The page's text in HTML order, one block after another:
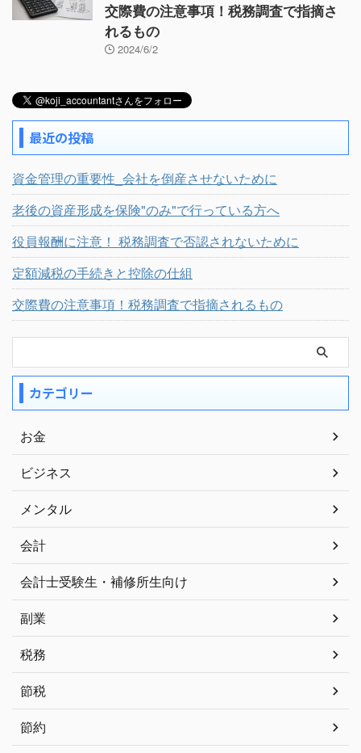
交際費の注意事項！税務調査で指摘さ
れるもの
2024/6/2
最近の投稿
資金管理の重要性_会社を倒産させないために
老後の資産形成を保険"のみ"で行っている方へ
役員報酬に注意！ 税務調査で否認されないために
定額減税の手続きと控除の仕組
交際費の注意事項！税務調査で指摘されるもの
カテゴリー
お金
ビジネス
メンタル
会計
会計士受験生・補修所生向け
副業
税務
節税
節約